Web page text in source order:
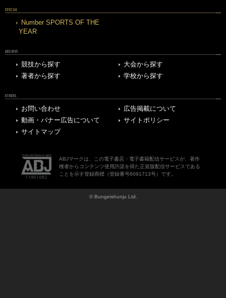
SPECIAL
Number SPORTS OF THE
YEAR
ARCHIVE
競技から探す
大会から探す
著者から探す
学校から探す
OTHERS
お問い合わせ
広告掲載について
動画・バナー広告について
サイトポリシー
サイトマップ
ABJマークは、この電子書店・電子書籍配信サービスが、著作
権者からコンテンツ使用許諾を得た正規版配信サービスである
ことを示す登録商標（登録番号6091713号）です。
© Bungeishunju Ltd.